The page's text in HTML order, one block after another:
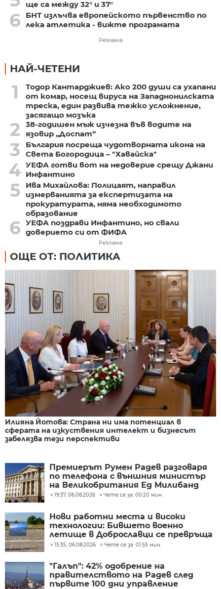
ще са между 32° и 37°
6
БНТ излъчва европейското първенство по
лека атлетика - вижте програмата
Реклама
НАЙ-ЧЕТЕНИ
1
Тодор Кантарджиев: Ако 200 души са ухапани
от комар, носещ вируса на Западнонилската
треска, един развива тежко усложнение,
засягащо мозъка
2
38-годишен мъж изчезна във водите на
язовир „Доспат“
3
България посреща чудотворната икона на
Света Богородица – "Хавайска"
4 УЕФА готви вот на недоверие срещу Джани
Инфантино
5
Ива Михайлова: Полицаят, направил
измерванията за експертизата на
прокуратурата, няма необходимото
образование
6 УЕФА поздрави Инфантино, но свали
доверието си от ФИФА
Реклама
ОЩЕ ОТ: ПОЛИТИКА
Илияна Йотова: Страна ни има потенциал в
сферата на изкуствения интелект и бизнесът
забелязва тези перспективи
Премиерът Румен Радев разговаря
по телефона с външния министър
на Великобритания Ед Милибанд
19:37, 06.08.2026 Чете се за: 00:20 мин.
Нови работни места и високи
технологии: Бившето военно
летище в Доброславци се превръща
в голям космически център
15:35, 06.08.2026 Чете се за: 01:55 мин.
"Галъп": 42% одобрение на
правителството на Радев след
първите 100 дни управление